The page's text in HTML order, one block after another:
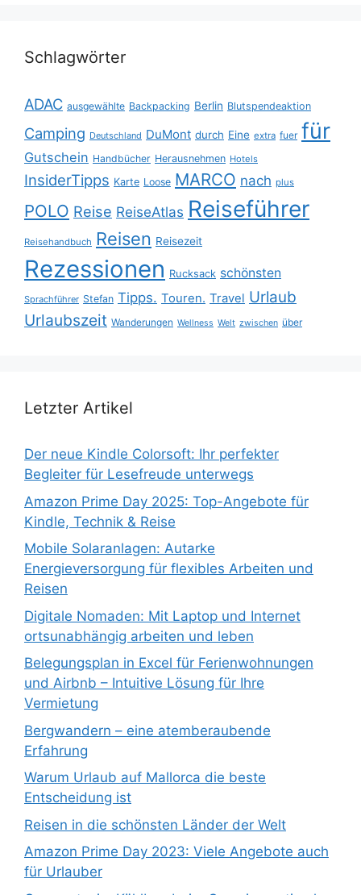
Schlagwörter
ADAC ausgewählte Backpacking Berlin Blutspendeaktion
Camping Deutschland DuMont durch Eine extra fuer für
Gutschein Handbücher Herausnehmen Hotels
InsiderTipps Karte Loose MARCO nach plus
POLO Reise ReiseAtlas Reiseführer
Reisehandbuch Reisen Reisezeit
Rezessionen Rucksack schönsten
Sprachführer Stefan Tipps. Touren. Travel Urlaub
Urlaubszeit Wanderungen Wellness Welt zwischen über
Letzter Artikel
Der neue Kindle Colorsoft: Ihr perfekter
Begleiter für Lesefreude unterwegs
Amazon Prime Day 2025: Top-Angebote für
Kindle, Technik & Reise
Mobile Solaranlagen: Autarke
Energieversorgung für flexibles Arbeiten und
Reisen
Digitale Nomaden: Mit Laptop und Internet
ortsunabhängig arbeiten und leben
Belegungsplan in Excel für Ferienwohnungen
und Airbnb – Intuitive Lösung für Ihre
Vermietung
Bergwandern – eine atemberaubende
Erfahrung
Warum Urlaub auf Mallorca die beste
Entscheidung ist
Reisen in die schönsten Länder der Welt
Amazon Prime Day 2023: Viele Angebote auch
für Urlauber